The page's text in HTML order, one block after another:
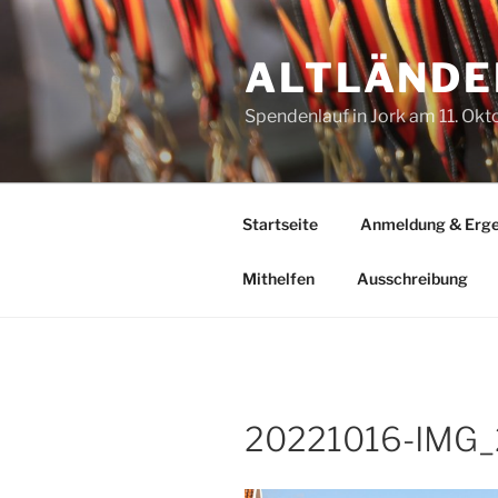
Zum
Spendenlauf in Jork am 11.
Startseite Anmeldung &
Mithelfen Ausschreibung
20221016-